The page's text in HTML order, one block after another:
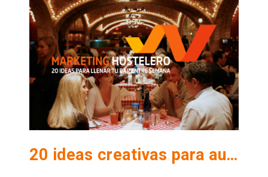
20 ideas creativas para aumentar las ventas entre semana